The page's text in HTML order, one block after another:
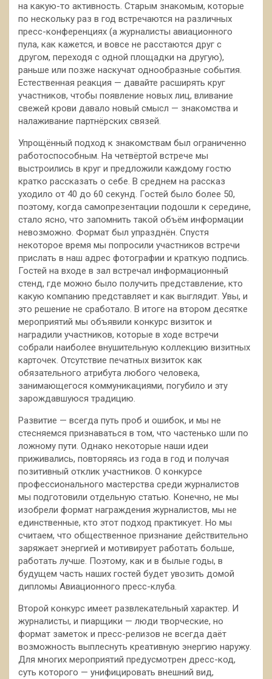
на какую-то активность. Старым знакомым, которые
по нескольку раз в год встречаются на различных
пресс-конференциях (а журналисты авиационного
пула, как кажется, и вовсе не расстаются друг с
другом, переходя с одной площадки на другую),
раньше или позже наскучат однообразные события.
Естественная реакция — давайте расширять круг
участников, чтобы появление новых лиц, вливание
свежей крови давало новый смысл — знакомства и
налаживание партнёрских связей.
Упрощённый подход к знакомствам был ограниченно
работоспособным. На четвёртой встрече мы
выстроились в круг и предложили каждому гостю
кратко рассказать о себе. В среднем на рассказ
уходило от 40 до 60 секунд. Гостей было более 50,
поэтому, когда самопрезентации подошли к середине,
стало ясно, что запомнить такой объём информации
невозможно. Формат был упразднён. Спустя
некоторое время мы попросили участников встречи
прислать в наш адрес фотографии и краткую подпись.
Гостей на входе в зал встречал информационный
стенд, где можно было получить представление, кто
какую компанию представляет и как выглядит. Увы, и
это решение не сработало. В итоге на втором десятке
мероприятий мы объявили конкурс визиток и
наградили участников, которые в ходе встречи
собрали наиболее внушительную коллекцию визитных
карточек. Отсутствие печатных визиток как
обязательного атрибута любого человека,
занимающегося коммуникациями, погубило и эту
зарождавшуюся традицию.
Развитие — всегда путь проб и ошибок, и мы не
стесняемся признаваться в том, что частенько шли по
ложному пути. Однако некоторые наши идеи
приживались, повторяясь из года в год и получая
позитивный отклик участников. О конкурсе
профессионального мастерства среди журналистов
мы подготовили отдельную статью. Конечно, не мы
изобрели формат награждения журналистов, мы не
единственные, кто этот подход практикует. Но мы
считаем, что общественное признание действительно
заряжает энергией и мотивирует работать больше,
работать лучше. Поэтому, как и в былые годы, в
будущем часть наших гостей будет увозить домой
дипломы Авиационного пресс-клуба.
Второй конкурс имеет развлекательный характер. И
журналисты, и пиарщики — люди творческие, но
формат заметок и пресс-релизов не всегда даёт
возможность выплеснуть креативную энергию наружу.
Для многих мероприятий предусмотрен дресс-код,
суть которого — унифицировать внешний вид,